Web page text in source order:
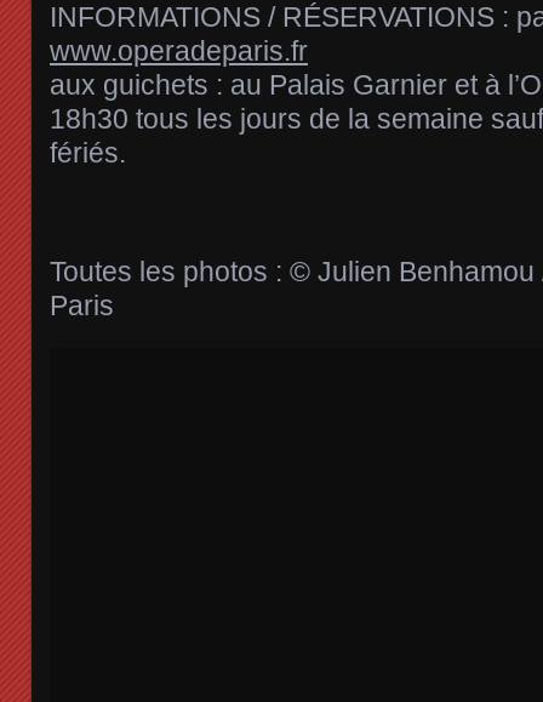
INFORMATIONS / RÉSERVATIONS :
www.operadeparis.fr
aux guichets : au Palais Garnier et à
18h30 tous les jours de la semaine
fériés.
Toutes les photos : © Julien
Paris